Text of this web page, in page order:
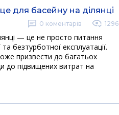
для басейну на ділянці
0 коментарів 1296
— це не просто питання
безтурботної експлуатації.
призвести до багатьох
до підвищених витрат на